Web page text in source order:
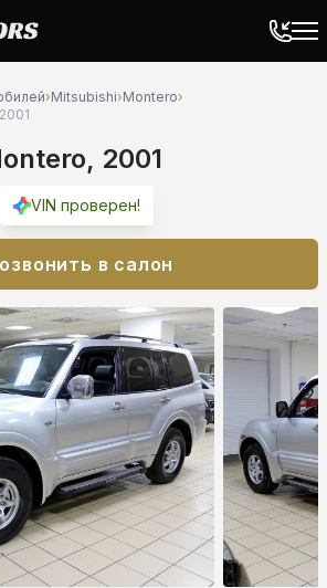
›Mitsubishi›Montero›
2001
VIN проверен!
в салон